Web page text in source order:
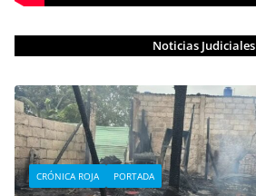
Noticias Judiciales
CRÓNICA ROJA PORTADA